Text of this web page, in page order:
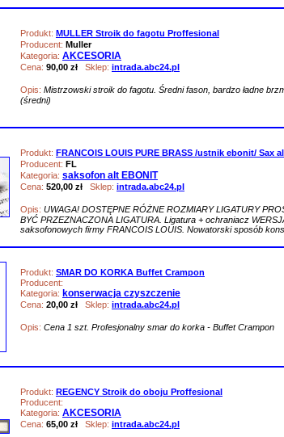
Produkt: MULLER Stroik do fagotu Proffesional
Producent: Muller
Kategoria: AKCESORIA
Cena: 90,00 zł Sklep: intrada.abc24.pl
Opis: Mistrzowski stroik do fagotu. Średni fason, bardzo ładne
(średni)
Produkt: FRANCOIS LOUIS PURE BRASS /ustnik ebonit/ Sax
Producent: FL
Kategoria: saksofon alt EBONIT
Cena: 520,00 zł Sklep: intrada.abc24.pl
Opis: UWAGA! DOSTĘPNE RÓŻNE ROZMIARY LIGATURY
BYĆ PRZEZNACZONA LIGATURA. Ligatura + ochraniacz
saksofonowych firmy FRANCOIS LOUIS. Nowatorski sposób
Produkt: SMAR DO KORKA Buffet Crampon
Producent:
Kategoria: konserwacja czyszczenie
Cena: 20,00 zł Sklep: intrada.abc24.pl
Opis: Cena 1 szt. Profesjonalny smar do korka - Buffet Crampon
Produkt: REGENCY Stroik do oboju Proffesional
Producent:
Kategoria: AKCESORIA
Cena: 65,00 zł Sklep: intrada.abc24.pl